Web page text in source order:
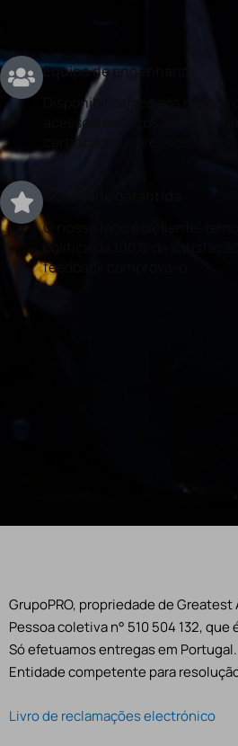
Equipa de engenharia
Disponibilizamos aos nossos
acesso a serviços de
certificados e projetos.
O nosso foco é o cliente,
politica de 100% de satisfação
feedback comprova-o.
GrupoPRO, propriedade de
Pessoa coletiva n° 510 504 132,
Só efetuamos entregas em Portugal.
Entidade competente para
Livro de reclamações electrónico